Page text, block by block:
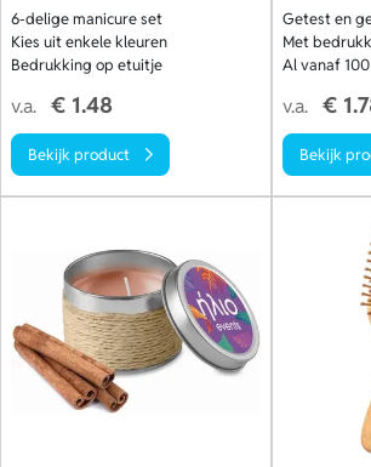
6-delige manicure set
Kies uit enkele kleuren
Bedrukking op etuitje
v.a. € 1.48
Bekijk product
Getest en
Met
Al vanaf
v.a. €
Bekijk